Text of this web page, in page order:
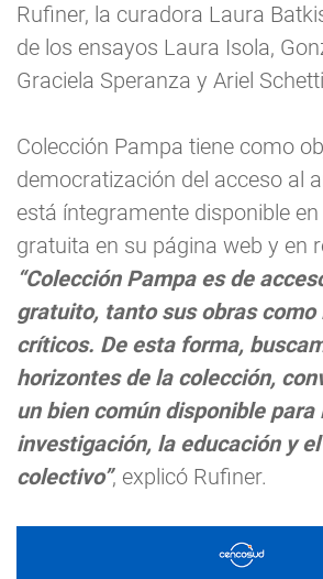
Rufiner, la curadora Laura
de los ensayos Laura Isola,
Graciela Speranza y Ariel
Colección Pampa tiene como
democratización del acceso al
está íntegramente disponible
gratuita en su página web y en
“Colección Pampa es de
gratuito, tanto sus obras como
críticos. De esta forma,
horizontes de la colección,
un bien común disponible para
investigación, la educación y
colectivo”, explicó Rufiner.